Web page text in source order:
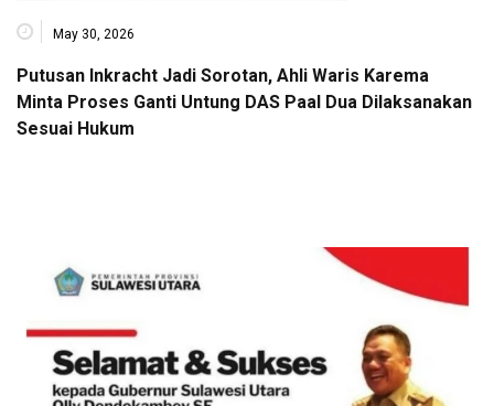
May 30, 2026
Putusan Inkracht Jadi Sorotan, Ahli Waris Karema
Minta Proses Ganti Untung DAS Paal Dua Dilaksanakan
Sesuai Hukum